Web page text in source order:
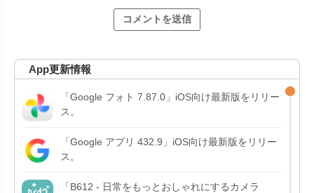
App更新情報
「Google フォト 7.87.0」iOS向け最新版をリリー
ス。
「Google アプリ 432.9」iOS向け最新版をリリー
ス。
「B612 - 日常をもっとおしゃれにするカメラ